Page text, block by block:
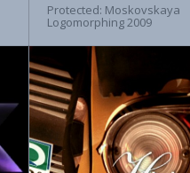
Protected: Moskovskaya
Logomorphing 2009